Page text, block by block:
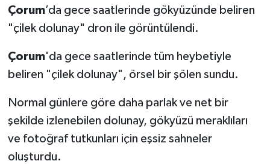
Çorum’da gece saatlerinde gökyüzünde beliren
"çilek dolunay" dron ile görüntülendi.
Çorum'da gece saatlerinde tüm heybetiyle
beliren "çilek dolunay", örsel bir şölen sundu.
Normal günlere göre daha parlak ve net bir
şekilde izlenebilen dolunay, gökyüzü meraklıları
ve fotoğraf tutkunları için eşsiz sahneler
oluşturdu.